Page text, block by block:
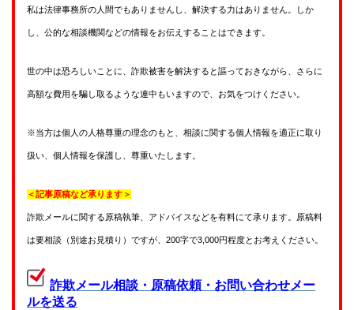
私は法律事務所の人間でもありませんし、解決する力はありません。しか
し、公的な相談機関などの情報をお伝えすることはできます。
世の中は恐ろしいことに、詐欺被害を解決すると謳っておきながら、さらに
高額な費用を騙し取るような連中もいますので、お気をつけください。
※当方は個人の人格尊重の理念のもと、相談に関する個人情報を適正に取り
扱い、個人情報を保護し、尊重いたします。
＜記事原稿など承ります＞
詐欺メールに関する原稿執筆、アドバイスなどを有料にて承ります。原稿料
は要相談（別途お見積り）ですが、200字で3,000円程度とお考えください。
詐欺メール相談・原稿依頼・お問い合わせメー
ルを送る